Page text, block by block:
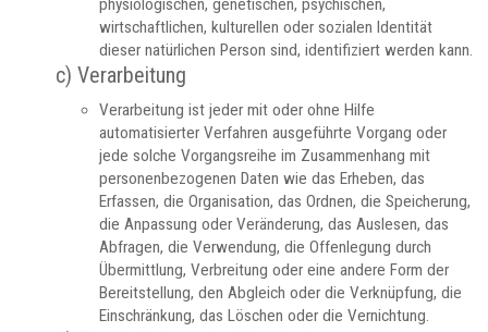
physiologischen, genetischen, psychischen,
wirtschaftlichen, kulturellen oder sozialen Identität
dieser natürlichen Person sind, identifiziert werden kann.
c) Verarbeitung
Verarbeitung ist jeder mit oder ohne Hilfe
automatisierter Verfahren ausgeführte Vorgang oder
jede solche Vorgangsreihe im Zusammenhang mit
personenbezogenen Daten wie das Erheben, das
Erfassen, die Organisation, das Ordnen, die Speicherung,
die Anpassung oder Veränderung, das Auslesen, das
Abfragen, die Verwendung, die Offenlegung durch
Übermittlung, Verbreitung oder eine andere Form der
Bereitstellung, den Abgleich oder die Verknüpfung, die
Einschränkung, das Löschen oder die Vernichtung.